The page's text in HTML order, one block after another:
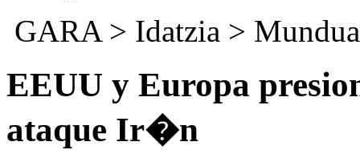
GARA> Idatzia > Mundua
EEUU y Europa
ataque Ir�n